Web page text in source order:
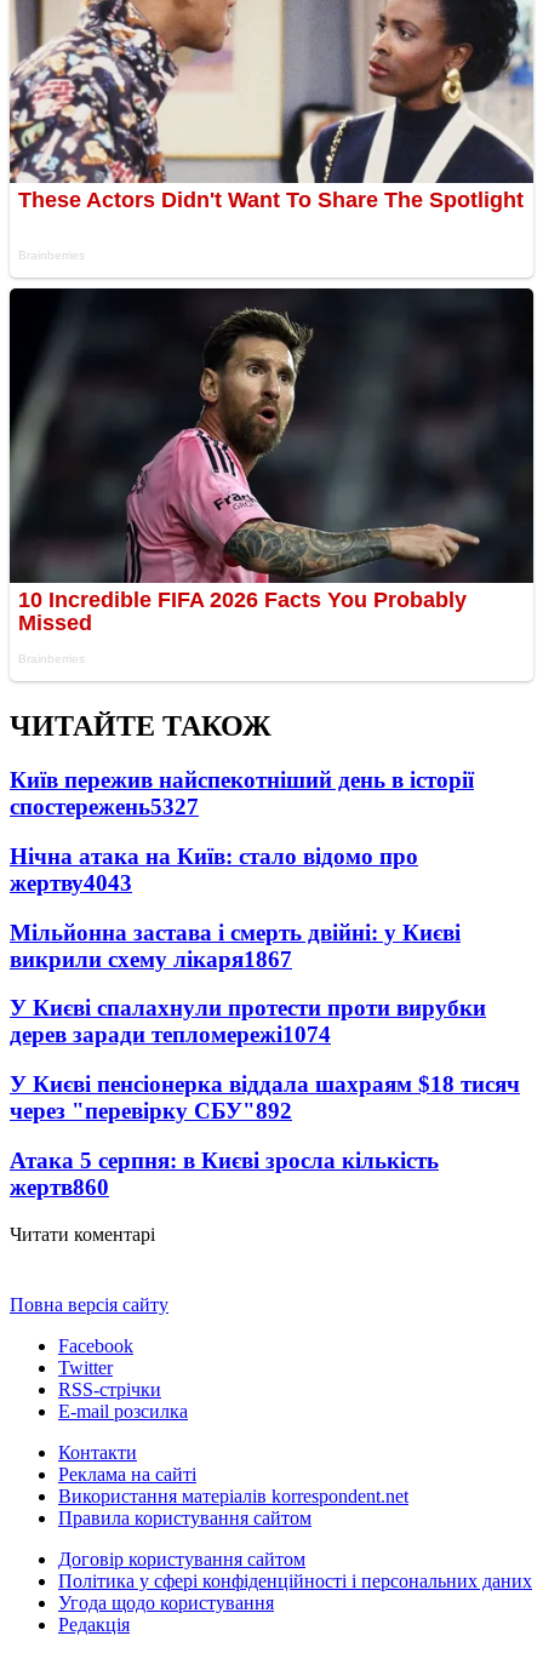
ЧИТАЙТЕ ТАКОЖ
Київ пережив найспекотніший день в історії
спостережень5327
Нічна атака на Київ: стало відомо про
жертву4043
Мільйонна застава і смерть двійні: у Києві
викрили схему лікаря1867
У Києві спалахнули протести проти вирубки
дерев заради тепломережі1074
У Києві пенсіонерка віддала шахраям $18 тисяч
через "перевірку СБУ"892
Атака 5 серпня: в Києві зросла кількість
жертв860
Читати коментарі
Повна версія сайту
Facebook
Twitter
RSS-стрічки
E-mail розсилка
Контакти
Реклама на сайті
Використання матеріалів korrespondent.net
Правила користування сайтом
Договір користування сайтом
Політика у сфері конфіденційності і персональних даних
Угода щодо користування
Редакція